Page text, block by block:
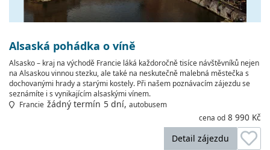
Alsaská pohádka o víně
Alsasko – kraj na východě Francie láká každoročně tisíce návštěvníků nejen
na Alsaskou vinnou stezku, ale také na neskutečně malebná městečka s
dochovanými hrady a starými kostely. Při našem poznávacím zájezdu se
seznámíte i s vynikajícím alsaskými vínem.
Francie žádný termín 5 dní, autobusem
cena od 8 990 Kč
Detail zájezdu